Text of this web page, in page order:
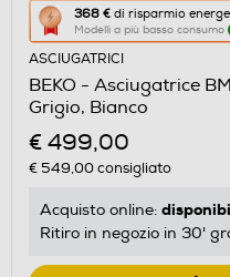
368 € di risparmio
Modelli a più basso consumo
Questa
azione
aprirà
il
Calcolatore
di
risparmio
energetico
di
ASCIUGATRICI
BEKO - Asciugatrice
Grigio, Bianco
€ 499,00
€ 549,00consigliato
Acquisto online:
Ritiro in negozio in 30'